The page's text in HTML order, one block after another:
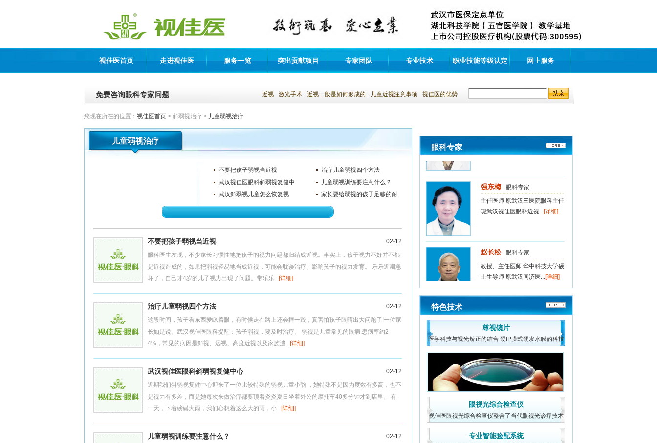
视佳医首页 走进视佳医 服务一览 突出贡献项目 专家团队 专业技术 职业技能等级认定 网上服务
免费咨询眼科专家问题 近视 激光手术 近视一般是如何形成的 儿童近视注意事项 视佳医的优势
您现在所在的位置： 视佳医首页 > 斜弱视治疗 > 儿童弱视治疗
儿童弱视治疗
不要把孩子弱视当近视
治疗儿童弱视四个方法
武汉视佳医眼科斜弱视复健中
心
儿童弱视训练要注意什么？
武汉斜弱视儿童怎么恢复视
力？
家长要给弱视的孩子足够的耐
心
不要把孩子弱视当近视
02-12
眼科医生发现，不少家长习惯性地把孩子的视力问题都归结成近视。事实上，孩子视力不好并不都
是近视造成的，如果把弱视轻易地当成近视，可能会耽误治疗、影响孩子的视力发育。 乐乐近期急
坏了，自己才4岁的儿子视力出现了问题。带乐乐...[详细]
治疗儿童弱视四个方法
02-12
这段时间，孩子看东西爱眯着眼，有时候走在路上还会摔一跤，真害怕孩子眼晴出大问题了!一位家
长如是说。武汉视佳医眼科提醒：孩子弱视，要及时治疗。 弱视是儿童常见的眼病,患病率约2-
4%，常见的病因是斜视、远视、高度近视以及家族遗...[详细]
武汉视佳医眼科斜弱视复健中心
02-12
近期我们斜弱视复健中心迎来了一位比较特殊的弱视儿童小韵 ，她特殊不是因为度数有多高，也不
是视力有多差，而是她每次来做治疗都要顶着炎炎夏日坐着外公的摩托车40多分钟才到店里。 有
一天，下着磅礴大雨，我们心想着这么大的雨，小...[详细]
儿童弱视训练要注意什么？
02-12
眼科专家
赵长松
眼科专家
教授、主任医师 华中科技大学硕
士生导师 原武汉同济医...[详细]
主任医师 原武汉三医院眼科主任
现武汉视佳医眼科近视...[详细]
教授、主任医师 华中科技大学硕
士生导师 原武汉同济医...[详细]
吴娅纬
眼科专家
眼科副主任医师 眼视光专家 现
武汉视佳医眼科近视矫治...[详细]
特色技术
尊视镜片
医学科技与视光矫正的结合 硬IP膜式硬发水膜的科技
成果，它将易清洗
眼视光综合检查仪
视佳医眼视光综合检查仪整合了当代眼视光诊疗技术
的诸多方法，对眼
专业智能验配系统